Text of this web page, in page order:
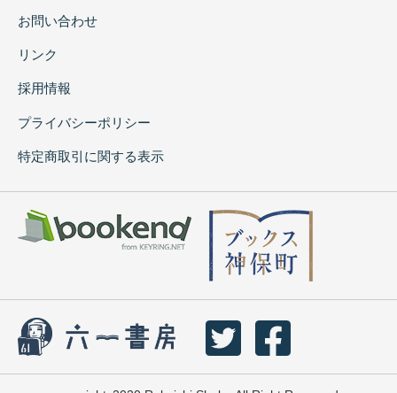
お問い合わせ
リンク
採用情報
プライバシーポリシー
特定商取引に関する表示